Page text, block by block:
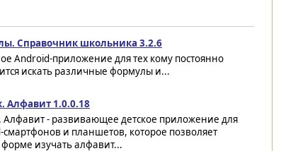
Справочник школьника 3.2.6
Android-приложение для тех кому постоянно
искать различные формулы и...
Алфавит 1.0.0.18
Алфавит - развивающее детское приложение для
смартфонов и планшетов, которое позволяет
изучать алфавит...